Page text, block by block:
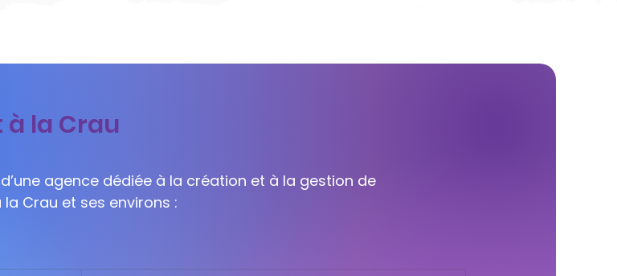
la Crau
agence dédiée à la création et à la gestion de
Crau et ses environs :